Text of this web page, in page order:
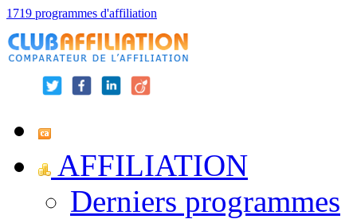
1719 programmes d'affiliation
AFFILIATION
Derniers programmes